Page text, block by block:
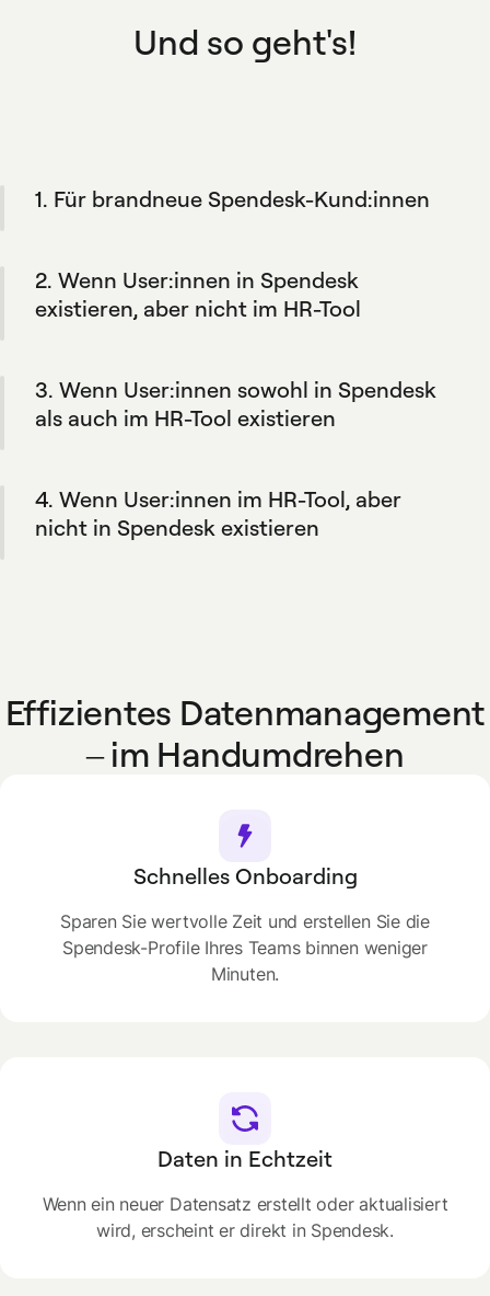
Und so geht's!
1. Für brandneue Spendesk-Kund:innen
automatisch Spendesk-Profile für Ihr Team,
basierend auf den in Ihrem HR-Tool
2. Wenn User:innen in Spendesk
existieren, aber nicht im HR-Tool
Weise bleibt Ihr HR-Tool die primäre
Datenquelle. Und Sie haben die Flexibilität,
3. Wenn User:innen sowohl in Spendesk
als auch im HR-Tool existieren
in Spendesk übernommen.
4. Wenn User:innen im HR-Tool, aber
nicht in Spendesk existieren
Effizientes Datenmanagement
– im Handumdrehen
Schnelles Onboarding
Sparen Sie wertvolle Zeit und erstellen Sie die
Spendesk-Profile Ihres Teams binnen weniger
Minuten.
Daten in Echtzeit
Wenn ein neuer Datensatz erstellt oder aktualisiert
wird, erscheint er direkt in Spendesk.